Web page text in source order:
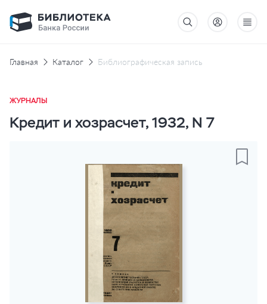
Главная Каталог Библиографическая запись
ЖУРНАЛЫ
Кредит и хозрасчет, 1932, N 7